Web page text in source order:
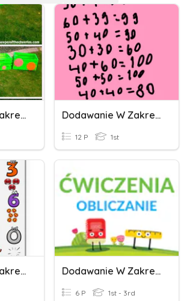
Dodawanie W Zakresie 100 Dodawanie W Zakresie 100
12 P 1st
Dodawanie W Zakresie 100 Dodawanie W Zakresie 100
6 P 1st - 3rd